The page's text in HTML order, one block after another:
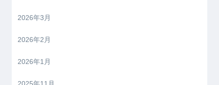
2026年3月
2026年2月
2026年1月
2025年11月